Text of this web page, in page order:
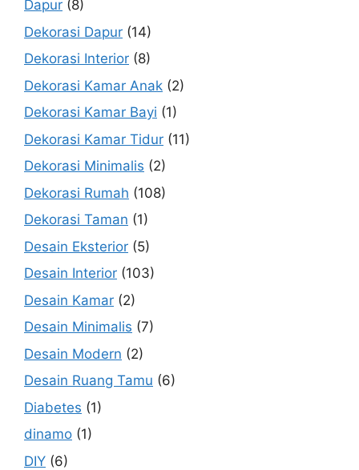
Dapur (8)
Dekorasi Dapur (14)
Dekorasi Interior (8)
Dekorasi Kamar Anak (2)
Dekorasi Kamar Bayi (1)
Dekorasi Kamar Tidur (11)
Dekorasi Minimalis (2)
Dekorasi Rumah (108)
Dekorasi Taman (1)
Desain Eksterior (5)
Desain Interior (103)
Desain Kamar (2)
Desain Minimalis (7)
Desain Modern (2)
Desain Ruang Tamu (6)
Diabetes (1)
dinamo (1)
DIY (6)